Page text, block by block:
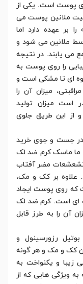
پوست است. یکی از
ملانین پوست می
بر عهده دارد اما
ملانین می شود و
می یابند. در نتیجه
را روی پوست به
ای تا مشکی است و
میزان آن را
است میزان تولید
از این طریق جلوی
جست و جوی خرید
ما ماسک کرم ضد لک
تشعشعات مضر آفتاب
علاوه بر کک و مک،
که روی پوست ایجاد
ای است. کرم ضد لک
آن را به طرز قابل
رزورسینول و
کک و مک و هر گونه
زیبا و یکنواخت به
ویژگی هایی که از